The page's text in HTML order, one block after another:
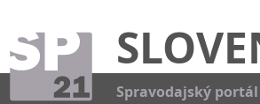
Spravodajský